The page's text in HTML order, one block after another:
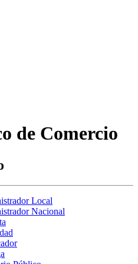
de Comercio
Local
Nacional